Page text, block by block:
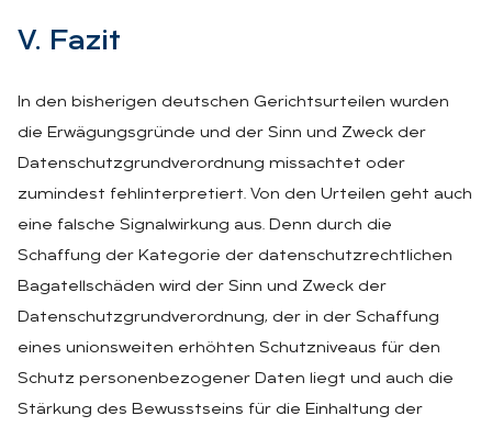
V. Fa­zit
In den bisherigen deutschen Gerichtsurteilen wurden
die Erwägungsgründe und der Sinn und Zweck der
Datenschutzgrundverordnung missachtet oder
zumindest fehlinterpretiert. Von den Urteilen geht auch
eine falsche Signalwirkung aus. Denn durch die
Schaffung der Kategorie der datenschutzrechtlichen
Bagatellschäden wird der Sinn und Zweck der
Datenschutzgrundverordnung, der in der Schaffung
eines unionsweiten erhöhten Schutzniveaus für den
Schutz personenbezogener Daten liegt und auch die
Stärkung des Bewusstseins für die Einhaltung der